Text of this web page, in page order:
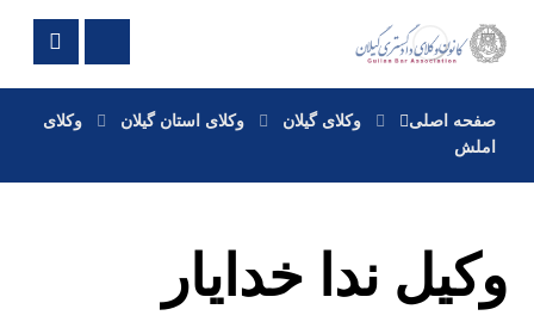
صفحه اصلی وکلای گیلان وکلای استان گیلان
وکلای
املش
وکیل ندا خدایار